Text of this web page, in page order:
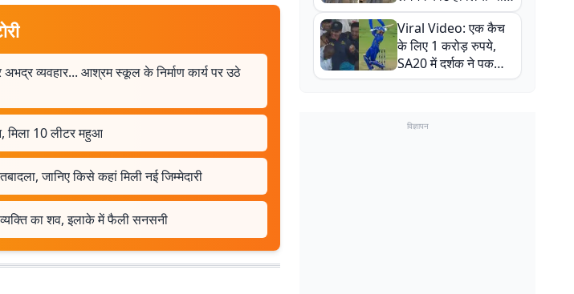
व्यवहार... आश्रम स्कूल के निर्माण कार्य पर उठे
मिला 10 लीटर महुआ
जानिए किसे कहां मिली नई जिम्मेदारी
व्यक्ति का शव, इलाके में फैली सनसनी
न्यूजीलैंड सीरीज से पहले
बाल-बाल बचे
Viral Video: एक कैच
के लिए 1 करोड़ रुपये,
SA20 में दर्शक ने पकड़ा
एक हाथ से गजब का कैच
विज्ञापन